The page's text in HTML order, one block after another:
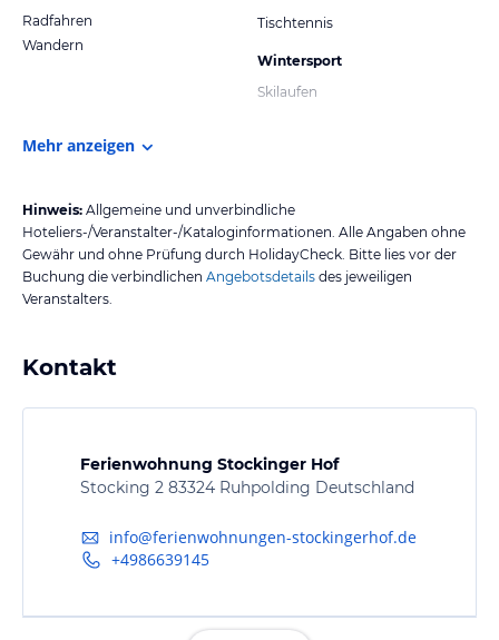
Radfahren
Wandern
Tischtennis
Wintersport
Skilaufen
Mehr anzeigen
Hinweis: Allgemeine und unverbindliche
Hoteliers-/Veranstalter-/Kataloginformationen. Alle Angaben ohne
Gewähr und ohne Prüfung durch HolidayCheck. Bitte lies vor der
Buchung die verbindlichen Angebotsdetails des jeweiligen
Veranstalters.
Kontakt
Ferienwohnung Stockinger Hof
Stocking 2 83324 Ruhpolding Deutschland
info@ferienwohnungen-stockingerhof.de
+4986639145